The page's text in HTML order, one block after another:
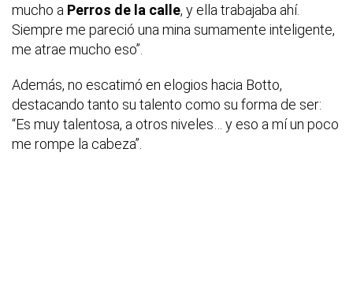
mucho a Perros de la calle, y ella trabajaba ahí.
Siempre me pareció una mina sumamente inteligente,
me atrae mucho eso”
Además, no escatimó en elogios hacia Botto,
destacando tanto su talento como su forma de ser:
“Es muy talentosa, a otros niveles… y eso a mí un poco
me rompe la cabeza”